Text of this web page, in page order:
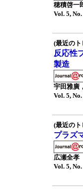
穂積啓一
Vol. 5,
(最近の
反応性
製造
宇田雅廣
Vol. 5,
(最近の
プラズ
広瀬全孝
Vol. 5,